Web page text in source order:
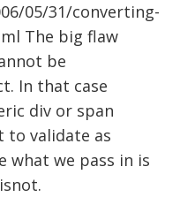
05/31/converting-
The big flaw
be
In that case
div or span
to validate as
what we pass in is